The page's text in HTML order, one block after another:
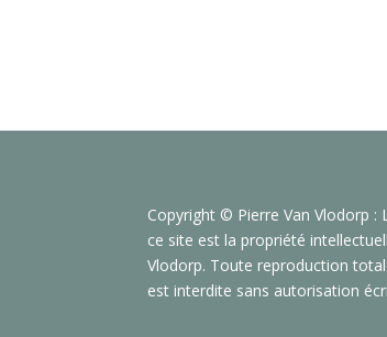
Copyright © Pierre Van Vlodorp :
ce site est la propriété
Vlodorp. Toute reproduction
est interdite sans autorisation